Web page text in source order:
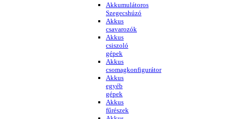
Akkumulátoros
Szegecshúzó
Akkus
csavarozók
Akkus
csiszoló
gépek
Akkus
csomagkonfigurátor
Akkus
egyéb
gépek
Akkus
fűrészek